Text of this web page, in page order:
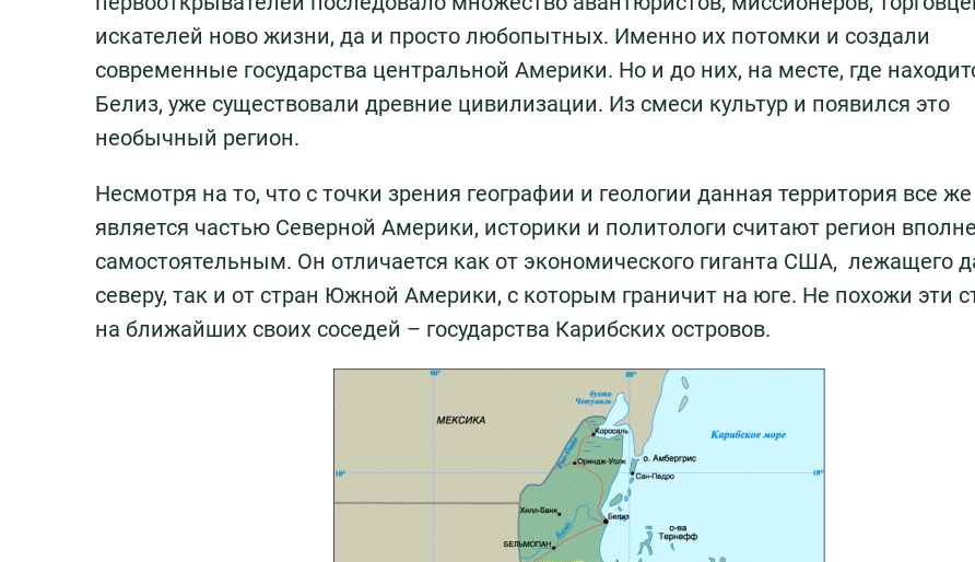
искателей ново жизни, да и просто любопытных. Именно их потомки и создали
современные государства центральной Америки. Но и до них, на месте, где
Белиз, уже существовали древние цивилизации. Из смеси культур и появился это
необычный регион.
Несмотря на то, что с точки зрения географии и геологии данная территория все же
является частью Северной Америки, историки и политологи считают регион вполне
самостоятельным. Он отличается как от экономического гиганта США, лежащего
северу, так и от стран Южной Америки, с которым граничит на юге. Не похожи эти
на ближайших своих соседей – государства Карибских островов.